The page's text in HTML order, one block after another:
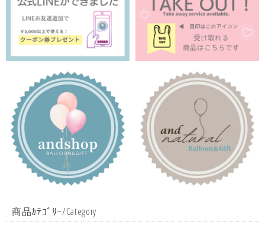
商品ｶﾃｺﾞﾘｰ/Category